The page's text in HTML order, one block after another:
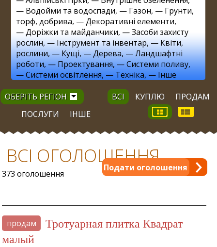
— Водойми та водоспади, — Газон, — Грунти,
торф, добрива, —Декоративні елементи,
—Доріжки та майданчики, —Засоби захисту
рослин, —Інструмент та інвентар, —Квіти,
рослини, —Кущі, —Дерева, —Ландшафтні
роботи, —Проектування, —Системи поливу,
—Системи освітлення, —Техніка, —Інше
ОБЕРІТЬ РЕГІОН ВСІ КУПЛЮ
ПРОДАМ
ПОСЛУГИ
ІНШЕ
Подати оголошення
ВСІ ОГОЛОШЕННЯ
373 оголошення
продам
Тротуарная плитка Квадрат
малый